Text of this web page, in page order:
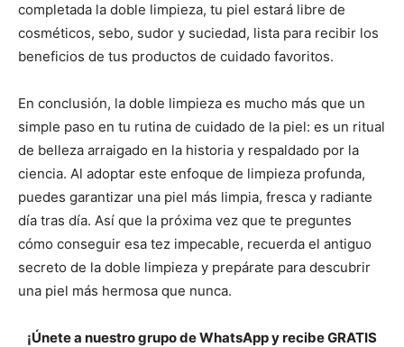
completada la doble limpieza, tu piel estará libre de
cosméticos, sebo, sudor y suciedad, lista para recibir los
beneficios de tus productos de cuidado favoritos.
En conclusión, la doble limpieza es mucho más que un
simple paso en tu rutina de cuidado de la piel: es un ritual
de belleza arraigado en la historia y respaldado por la
ciencia. Al adoptar este enfoque de limpieza profunda,
puedes garantizar una piel más limpia, fresca y radiante
día tras día. Así que la próxima vez que te preguntes
cómo conseguir esa tez impecable, recuerda el antiguo
secreto de la doble limpieza y prepárate para descubrir
una piel más hermosa que nunca.
¡Únete a nuestro grupo de WhatsApp y recibe GRATIS